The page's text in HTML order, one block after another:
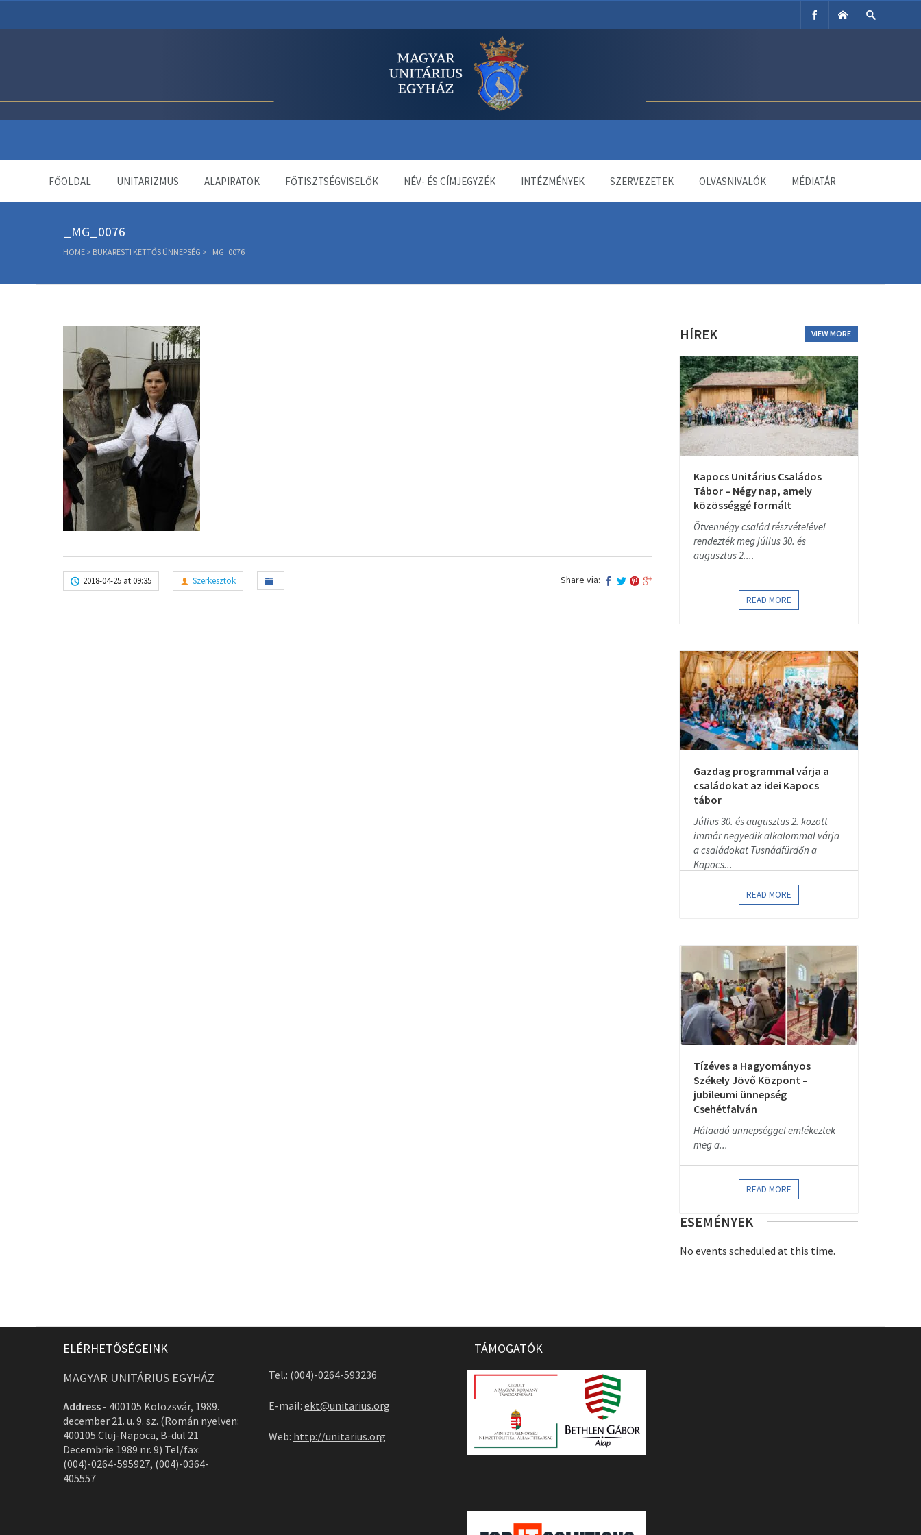
FŐOLDAL UNITARIZMUS ALAPIRATOK FŐTISZTSÉGVISELŐK NÉV- ÉS CÍMJEGYZÉK INTÉZMÉNYEK SZERVEZETEK OLVASNIVALÓK MÉDIATÁR
_MG_0076
HOME > BUKARESTI KETTŐS ÜNNEPSÉG > _MG_0076
2018-04-25 at 09:35 Szerkesztok Share via:
HÍREK VIEW MORE
Kapocs Unitárius Családos
Tábor – Négy nap, amely
közösséggé formált
Ötvennégy család részvételével
rendezték meg július 30. és
augusztus 2....
READ MORE
Gazdag programmal várja a
családokat az idei Kapocs
tábor
Július 30. és augusztus 2. között
immár negyedik alkalommal várja
a családokat Tusnádfürdőn a
Kapocs...
READ MORE
Tízéves a Hagyományos
Székely Jövő Központ –
jubileumi ünnepség
Csehétfalván
Hálaadó ünnepséggel emlékeztek
meg a...
READ MORE
ESEMÉNYEK
No events scheduled at this time.
ELÉRHETŐSÉGEINK
MAGYAR UNITÁRIUS EGYHÁZ
Address - 400105 Kolozsvár, 1989.
december 21. u. 9. sz. (Román nyelven:
400105 Cluj-Napoca, B-dul 21
Decembrie 1989 nr. 9) Tel/fax:
(004)-0264-595927, (004)-0364-
405557
Tel.: (004)-0264-593236
E-mail: ekt@unitarius.org
Web: http://unitarius.org
TÁMOGATÓK